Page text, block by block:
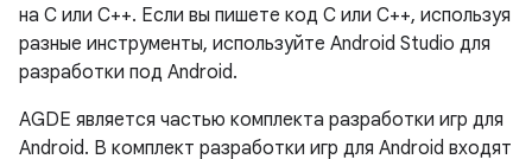
на C или C++. Если вы пишете код C или C++, используя
разные инструменты, используйте Android Studio для
разработки под Android.
AGDE является частью комплекта разработки игр для
Android. В комплект разработки игр для Android входят